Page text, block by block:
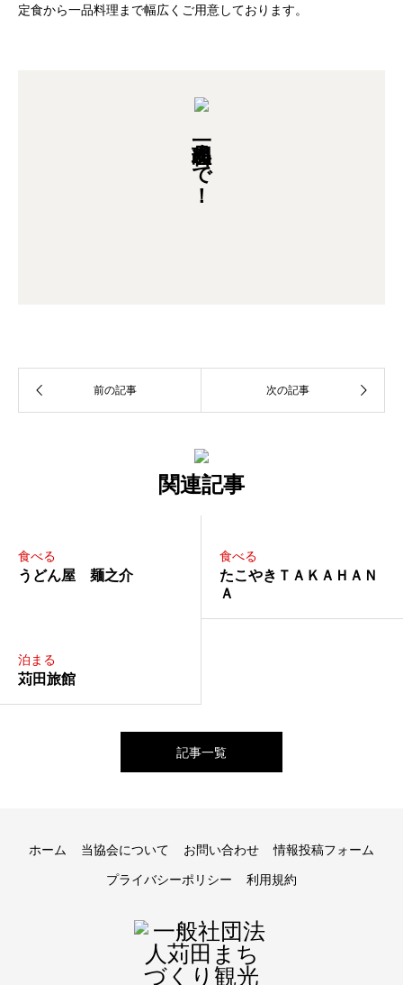
定食から一品料理まで幅広くご用意しております。
一品料理まで！
関連記事
食べる
うどん屋 麺之介
食べる
たこやきＴＡＫＡＨＡＮ
Ａ
泊まる
苅田旅館
記事一覧
ホーム 当協会について お問い合わせ
情報投稿フォーム
プライバシーポリシー
利用規約